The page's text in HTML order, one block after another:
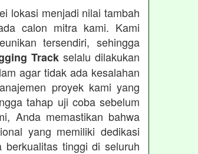
lokasi menjadi nilai tambah
calon mitra kami. Kami
tersendiri, sehingga
Trackselalu dilakukan
agar tidak ada kesalahan
proyek kami yang
tahap uji coba sebelum
Anda memastikan bahwa
yang memiliki dedikasi
berkualitas tinggi di seluruh